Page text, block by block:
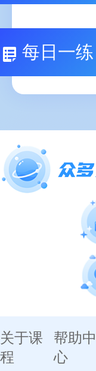
每日一练
关于课
程
帮助中
心